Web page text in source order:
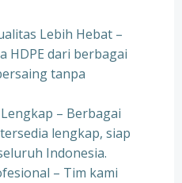
Lebih Hebat –
HDPE dari berbagai
tanpa
– Berbagai
lengkap, siap
Indonesia.
– Tim kami